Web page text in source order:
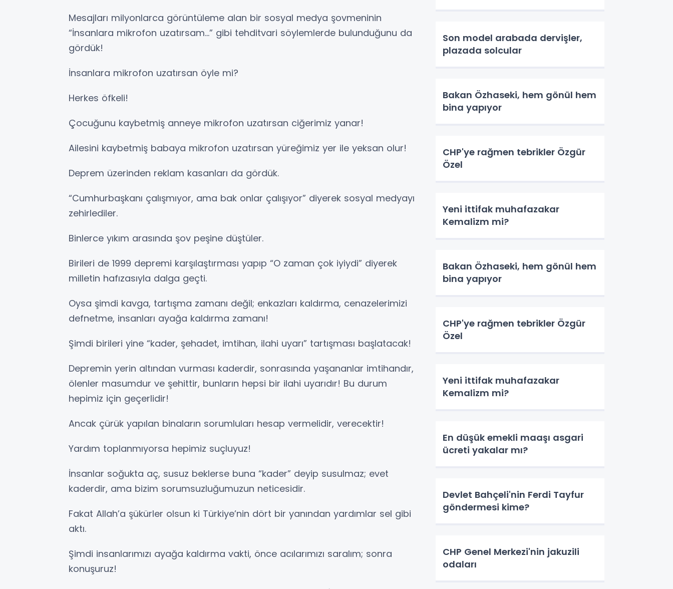
Mesajları milyonlarca görüntüleme alan bir sosyal medya şovmeninin
“İnsanlara mikrofon uzatırsam…” gibi tehditvari söylemlerde bulunduğunu da
gördük!
İnsanlara mikrofon uzatırsan öyle mi?
Herkes öfkeli!
Çocuğunu kaybetmiş anneye mikrofon uzatırsan ciğerimiz yanar!
Ailesini kaybetmiş babaya mikrofon uzatırsan yüreğimiz yer ile yeksan olur!
Deprem üzerinden reklam kasanları da gördük.
“Cumhurbaşkanı çalışmıyor, ama bak onlar çalışıyor” diyerek sosyal medyayı
zehirlediler.
Binlerce yıkım arasında şov peşine düştüler.
Birileri de 1999 depremi karşılaştırması yapıp “O zaman çok iyiydi” diyerek
milletin hafızasıyla dalga geçti.
Oysa şimdi kavga, tartışma zamanı değil; enkazları kaldırma, cenazelerimizi
defnetme, insanları ayağa kaldırma zamanı!
Şimdi birileri yine “kader, şehadet, imtihan, ilahi uyarı” tartışması başlatacak!
Depremin yerin altından vurması kaderdir, sonrasında yaşananlar imtihandır,
ölenler masumdur ve şehittir, bunların hepsi bir ilahi uyarıdır! Bu durum
hepimiz için geçerlidir!
Ancak çürük yapılan binaların sorumluları hesap vermelidir, verecektir!
Yardım toplanmıyorsa hepimiz suçluyuz!
İnsanlar soğukta aç, susuz beklerse buna “kader” deyip susulmaz; evet
kaderdir, ama bizim sorumsuzluğumuzun neticesidir.
Fakat Allah’a şükürler olsun ki Türkiye’nin dört bir yanından yardımlar sel gibi
aktı.
Şimdi insanlarımızı ayağa kaldırma vakti, önce acılarımızı saralım; sonra
konuşuruz!
Son model arabada dervişler,
plazada solcular
Bakan Özhaseki, hem gönül hem
bina yapıyor
CHP'ye rağmen tebrikler Özgür
Özel
Yeni ittifak muhafazakar
Kemalizm mi?
Bakan Özhaseki, hem gönül hem
bina yapıyor
CHP'ye rağmen tebrikler Özgür
Özel
Yeni ittifak muhafazakar
Kemalizm mi?
En düşük emekli maaşı asgari
ücreti yakalar mı?
Devlet Bahçeli'nin Ferdi Tayfur
göndermesi kime?
CHP Genel Merkezi'nin jakuzili
odaları